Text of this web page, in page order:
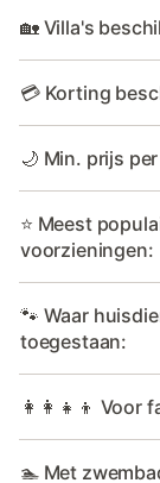
🏡 Villa's
💳 Korting
🌙 Min. prijs
⭐ Meest
voorzieningen:
🐾 Waar
toegestaan:
👩‍👩‍👧‍👦 Voor
🏊 Met